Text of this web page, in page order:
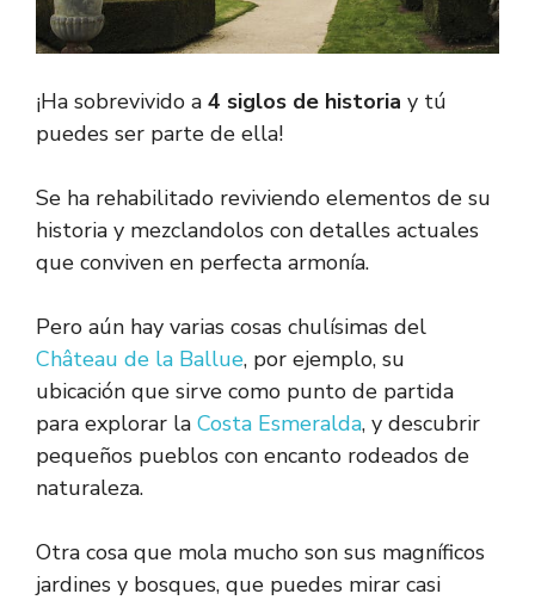
¡Ha sobrevivido a 4 siglos de historia y tú
puedes ser parte de ella!
Se ha rehabilitado reviviendo elementos de su
historia y mezclandolos con detalles actuales
que conviven en perfecta armonía.
Pero aún hay varias cosas chulísimas del
Château de la Ballue, por ejemplo, su
ubicación que sirve como punto de partida
para explorar la Costa Esmeralda, y descubrir
pequeños pueblos con encanto rodeados de
naturaleza.
Otra cosa que mola mucho son sus magníficos
jardines y bosques, que puedes mirar casi